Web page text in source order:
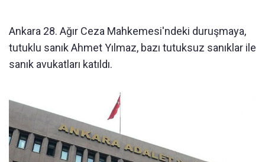
Ankara 28. Ağır Ceza Mahkemesi'ndeki duruşmaya,
tutuklu sanık Ahmet Yılmaz, bazı tutuksuz sanıklar ile
sanık avukatları katıldı.